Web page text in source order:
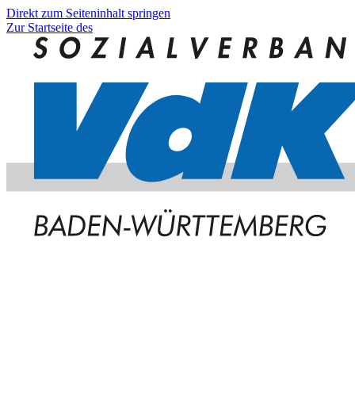
Direkt zum Seiteninhalt springen
Zur Startseite des